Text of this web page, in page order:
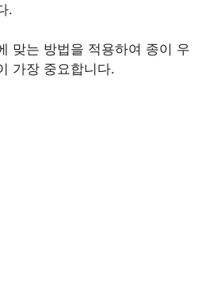
.
맞는 방법을 적용하여 종이 우
가장 중요합니다.